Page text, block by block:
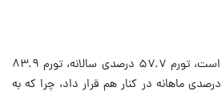
برای درک بهتر مسئله کافی است، تورم ۵۷.۷ درصدی سالانه، تورم ۸۳.۹
درصدی سالانه و تورم ۸.۸ درصدی ماهانه در کنار هم قرار داد، چرا که به